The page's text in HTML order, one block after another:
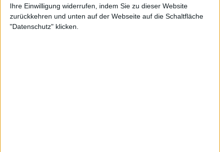
Ihre Einwilligung widerrufen, indem Sie zu dieser Website
zurückkehren und unten auf der Webseite auf die Schaltfläche
"Datenschutz" klicken.